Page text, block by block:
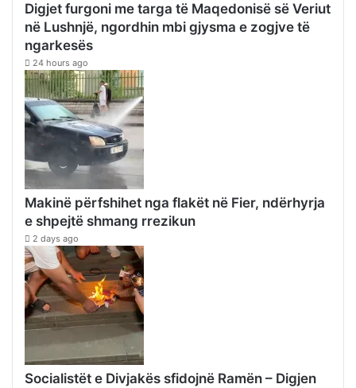
Digjet furgoni me targa të Maqedonisë së Veriut
në Lushnjë, ngordhin mbi gjysma e zogjve të
ngarkesës
24 hours ago
Makinë përfshihet nga flakët në Fier, ndërhyrja
e shpejtë shmang rrezikun
2 days ago
Socialistët e Divjakës sfidojnë Ramën – Digjen